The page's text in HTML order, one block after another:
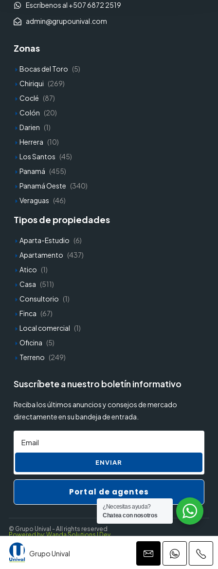
Grupo Unival
Escríbenos al +507 6872 2519
admin@grupounival.com
Zonas
Bocas del Toro (5)
Chiriqui (269)
Coclé (87)
Colón (20)
Darien (1)
Herrera (10)
Los Santos (45)
Panamá (455)
Panamá Oeste (340)
Veraguas (46)
Tipos de propiedades
Aparta-Estudio (6)
Apartamento (437)
Atico (1)
Casa (511)
Consultorio (1)
Finca (67)
Local comercial (1)
Oficina (5)
Terreno (249)
Suscríbete a nuestro boletín informativo
Reciba los últimos anuncios y consejos de mercado
directamente en su bandeja de entrada.
ENVIAR
Portal de agentes
© Grupo Unival - All rights reserved
Powered by: Wanda Solutions | Dev.
Privacy PolicyTerms and Conditions
¿Necesitas ayuda?
Chatea con nosotros